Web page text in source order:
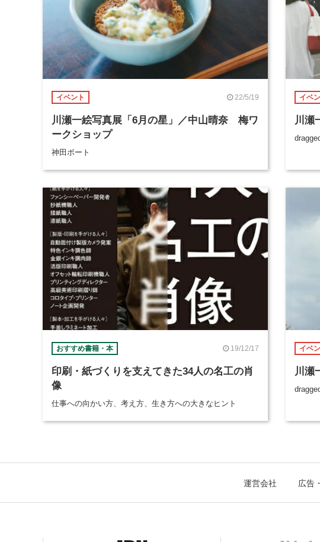
イベント 22/5/19
川瀬一絵写真展「6月の星」／中山晴奈 梅ワ
ークショップ
神田ポート
イベ
川瀬
おすすめ書籍・本 19/12/17
印刷・紙づくりを支えてきた34人の名工の肖
像
仕事への向かい方、考え方、生き方への大きなヒント
イベ
川瀬
運営会社 広告